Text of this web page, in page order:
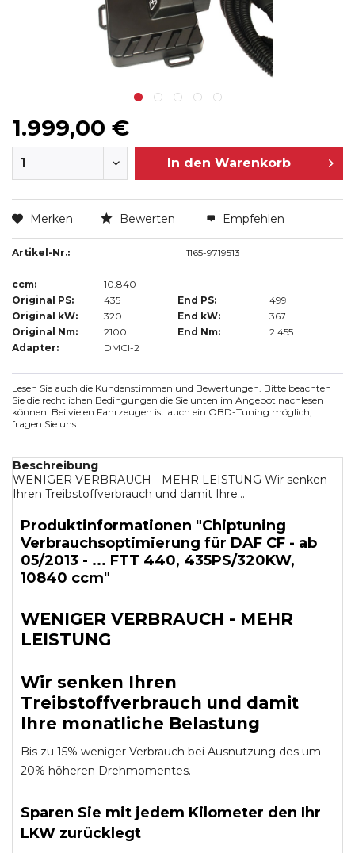
1.999,00 €
In den Warenkorb
Merken Bewerten Empfehlen
Artikel-Nr.: 1165-9719513
ccm:
10.840
Original PS:
435 End PS:
499
Original kW:
320 End kW:
367
Original Nm:
2100 End Nm:
2.455
Adapter:
DMCI-2
Lesen Sie auch die Kundenstimmen und Bewertungen. Bitte beachten
Sie die rechtlichen Bedingungen die Sie unten im Angebot nachlesen
können. Bei vielen Fahrzeugen ist auch ein OBD-Tuning möglich,
fragen Sie uns.
Beschreibung
WENIGER VERBRAUCH - MEHR LEISTUNG Wir senken
Ihren Treibstoffverbrauch und damit Ihre...
Produktinformationen "Chiptuning
Verbrauchsoptimierung für DAF CF - ab
05/2013 - ... FTT 440, 435PS/320KW,
10840 ccm"
WENIGER VERBRAUCH - MEHR
LEISTUNG
Wir senken Ihren
Treibstoffverbrauch und damit
Ihre monatliche Belastung
Bis zu 15% weniger Verbrauch bei Ausnutzung des um
20% höheren Drehmomentes.
Sparen Sie mit jedem Kilometer den Ihr
LKW zurücklegt